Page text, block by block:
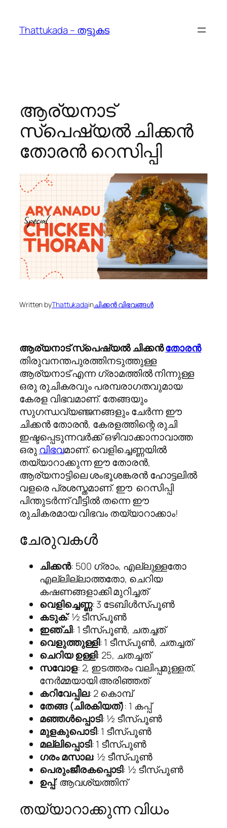
content
Thattukada – തട്ടുകട
ആര്യനാട്
സ്പെഷ്യൽ ചിക്കൻ
തോരൻ റെസിപ്പി
Written byThattukadainചിക്കന്‍ വിഭവങ്ങള്‍
ആര്യനാട് സ്പെഷ്യൽ ചിക്കൻതോരൻ
തിരുവനന്തപുരത്തിനടുത്തുള്ള
ആര്യനാട് എന്ന ഗ്രാമത്തിൽ നിന്നുള്ള
ഒരു രുചികരവും പരമ്പരാഗതവുമായ
കേരള വിഭവമാണ്. തേങ്ങയും
സുഗന്ധവ്യഞ്ജനങ്ങളും ചേർന്ന ഈ
ചിക്കൻ തോരൻ, കേരളത്തിന്റെ രുചി
ഇഷ്ടപ്പെടുന്നവർക്ക് ഒഴിവാക്കാനാവാത്ത
ഒരു വിഭവമാണ്. വെളിച്ചെണ്ണയിൽ
തയ്യാറാക്കുന്ന ഈ തോരൻ,
ആര്യനാട്ടിലെ ശംഭൂശങ്കരൻ ഹോട്ടലിൽ
വളരെ പ്രശസ്തമാണ്. ഈ റെസിപ്പി
പിന്തുടർന്ന് വീട്ടിൽ തന്നെ ഈ
രുചികരമായ വിഭവം തയ്യാറാക്കാം!
ചേരുവകൾ
ചിക്കൻ: 500 ഗ്രാം, എല്ലുള്ളതോ
എല്ലില്ലാത്തതോ, ചെറിയ
കഷണങ്ങളാക്കി മുറിച്ചത്
വെളിച്ചെണ്ണ: 3 ടേബിൾസ്പൂൺ
കടുക്: ½ ടീസ്പൂൺ
ഇഞ്ചി: 1 ടീസ്പൂൺ, ചതച്ചത്
വെളുത്തുള്ളി: 1 ടീസ്പൂൺ, ചതച്ചത്
ചെറിയ ഉള്ളി: 25, ചതച്ചത്
സവോള: 2, ഇടത്തരം വലിപ്പമുള്ളത്,
നേർമ്മയായി അരിഞ്ഞത്
കറിവേപ്പില: 2 കൊമ്പ്
തേങ്ങ (ചിരകിയത്): 1 കപ്പ്
മഞ്ഞൾപ്പൊടി: ½ ടീസ്പൂൺ
മുളകുപൊടി: 1 ടീസ്പൂൺ
മല്ലിപ്പൊടി: 1 ടീസ്പൂൺ
ഗരം മസാല: ½ ടീസ്പൂൺ
പെരുംജീരകപ്പൊടി: ½ ടീസ്പൂൺ
ഉപ്പ്: ആവശ്യത്തിന്
തയ്യാറാക്കുന്ന വിധം